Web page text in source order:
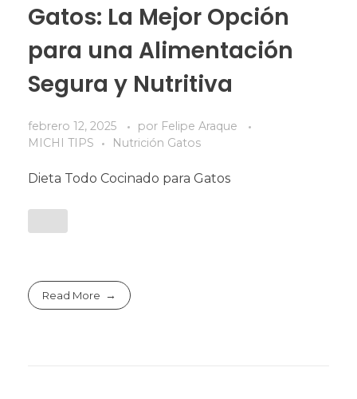
Gatos: La Mejor Opción
para una Alimentación
Segura y Nutritiva
febrero 12, 2025 por Felipe Araque
MICHI TIPS
Nutrición Gatos
Dieta Todo Cocinado para Gatos
Read More